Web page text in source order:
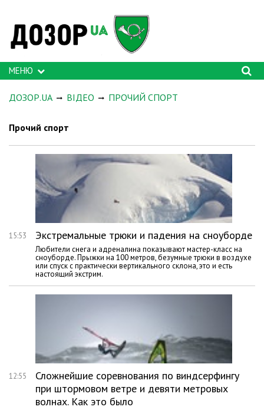
МЕНЮ
ДОЗОР.UA ВІДЕО ПРОЧИЙ СПОРТ
Прочий спорт
15:53 Экстремальные трюки и падения на сноуборде
Любители снега и адреналина показывают мастер-класс на
сноуборде. Прыжки на 100 метров, безумные трюки в воздухе
или спуск с практически вертикального склона, это и есть
настоящий экстрим.
12:55
Сложнейшие соревнования по виндсерфингу
при штормовом ветре и девяти метровых
волнах. Как это было